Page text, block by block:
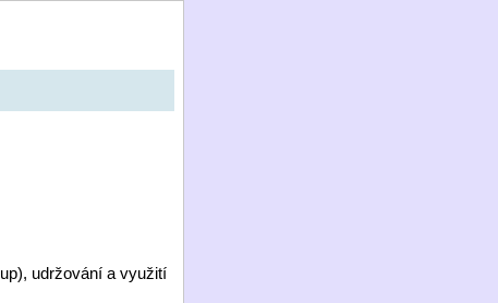
udržování a využití